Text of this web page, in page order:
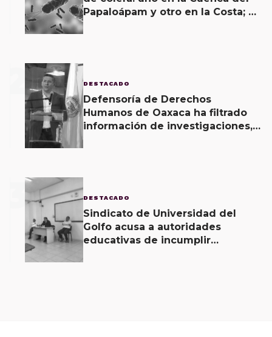
Papaloápam y otro en la Costa; el
2 DESTACADO
Defensoría de Derechos
Humanos de Oaxaca ha filtrado
información de investigaciones,
3 DESTACADO
Sindicato de Universidad del
Golfo acusa a autoridades
educativas de incumplir